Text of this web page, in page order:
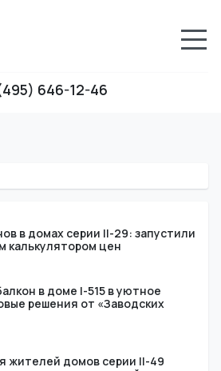
646-12-46
в домах серии II-29: запустили
калькулятором цен
в доме I-515 в уютное
решения от «Заводских
жителей домов серии II-49